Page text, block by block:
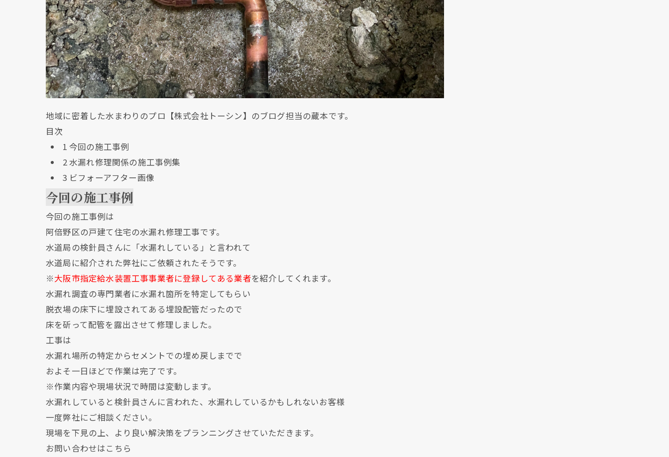
地域に密着した水まわりのプロ【株式会社トーシン】のブログ担当の蔵本です。
目次
1 今回の施工事例
2水漏れ修理関係の施工事例集
3 ビフォーアフター画像
今回の施工事例
今回の施工事例は
阿倍野区の戸建て住宅の水漏れ修理工事です。
水道局の検針員さんに「水漏れしている」と言われて
水道局に紹介された弊社にご依頼されたそうです。
※大阪市指定給水装置工事事業者に登録してある業者を紹介してくれます。
水漏れ調査の専門業者に水漏れ箇所を特定してもらい
脱衣場の床下に埋設されてある埋設配管だったので
床を斫って配管を露出させて修理しました。
工事は
水漏れ場所の特定からセメントでの埋め戻しまでで
およそ一日ほどで作業は完了です。
※作業内容や現場状況で時間は変動します。
水漏れしていると検針員さんに言われた、水漏れしているかもしれないお客様
一度弊社にご相談ください。
現場を下見の上、より良い解決策をプランニングさせていただきます。
お問い合わせはこちら